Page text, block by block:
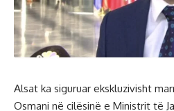
Аlsat ka siguruar ekskluzivisht
Osmani në cilësinë e Ministrit të